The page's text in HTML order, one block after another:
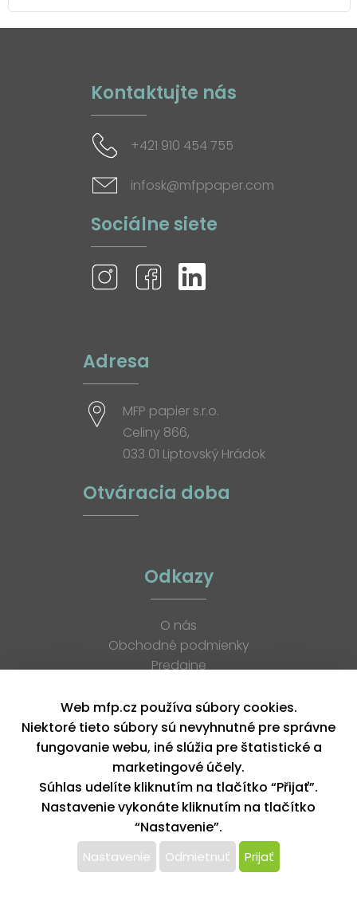
Kontaktujte nás
+421 910 454 755
infosk@mfppaper.com
Sociálne siete
Adresa
MFP papier s.r.o.
Celiny 866,
033 01 Liptovský Hrádok
Otváracia doba
Odkazy
O nás
Obchodné podmienky
Predajne
K stiahnutiu
Blog
Kontakt
Kariéra
XML feed
Copyright © 2026, MFP paper s. r. o. | Všetky práva vyhradené
design by MFP
Tento web používa k poskytovaniu služieb,
Web mfp.cz používa súbory cookies.
Niektoré tieto súbory sú nevyhnutné pre správne
fungovanie webu, iné slúžia pre štatistické a
marketingové účely.
Súhlas udelíte kliknutím na tlačítko “Přijať”.
Nastavenie vykonáte kliknutím na tlačítko
“Nastavenie”.
Nastavenie Odmietnuť Prijať